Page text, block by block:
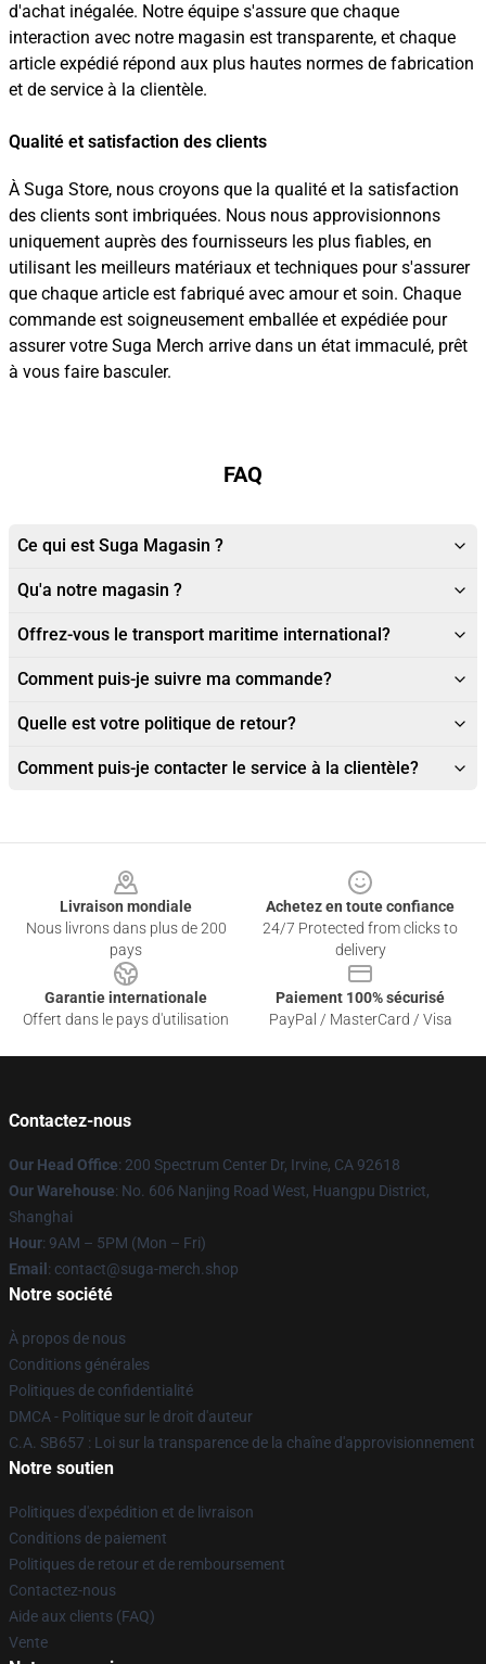
d'achat inégalée. Notre équipe s'assure que chaque
interaction avec notre magasin est transparente, et chaque
article expédié répond aux plus hautes normes de fabrication
et de service à la clientèle.
Qualité et satisfaction des clients
À Suga Store, nous croyons que la qualité et la satisfaction
des clients sont imbriquées. Nous nous approvisionnons
uniquement auprès des fournisseurs les plus fiables, en
utilisant les meilleurs matériaux et techniques pour s'assurer
que chaque article est fabriqué avec amour et soin. Chaque
commande est soigneusement emballée et expédiée pour
assurer votre Suga Merch arrive dans un état immaculé, prêt
à vous faire basculer.
FAQ
Ce qui est Suga Magasin ?
Qu'a notre magasin ?
Offrez-vous le transport maritime international?
Comment puis-je suivre ma commande?
Quelle est votre politique de retour?
Comment puis-je contacter le service à la clientèle?
Livraison mondiale
Nous livrons dans plus de 200
pays
Achetez en toute confiance
24/7 Protected from clicks to
delivery
Garantie internationale
Offert dans le pays d'utilisation
Paiement 100% sécurisé
PayPal / MasterCard / Visa
Contactez-nous
Our Head Office: 200 Spectrum Center Dr, Irvine, CA 92618
Our Warehouse: No. 606 Nanjing Road West, Huangpu District,
Shanghai
Hour: 9AM – 5PM (Mon – Fri)
Email : contact@suga-merch.shop
Notre société
À propos de nous
Conditions générales
Politiques de confidentialité
DMCA - Politique sur le droit d'auteur
C.A. SB657 : Loi sur la transparence de la chaîne d'approvisionnement
Notre soutien
Politiques d'expédition et de livraison
Conditions de paiement
Politiques de retour et de remboursement
Contactez-nous
Aide aux clients (FAQ)
Vente